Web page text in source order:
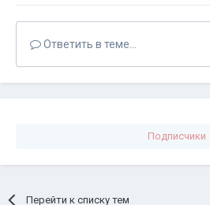
Ответить в теме...
Подписчики
Перейти к списку тем